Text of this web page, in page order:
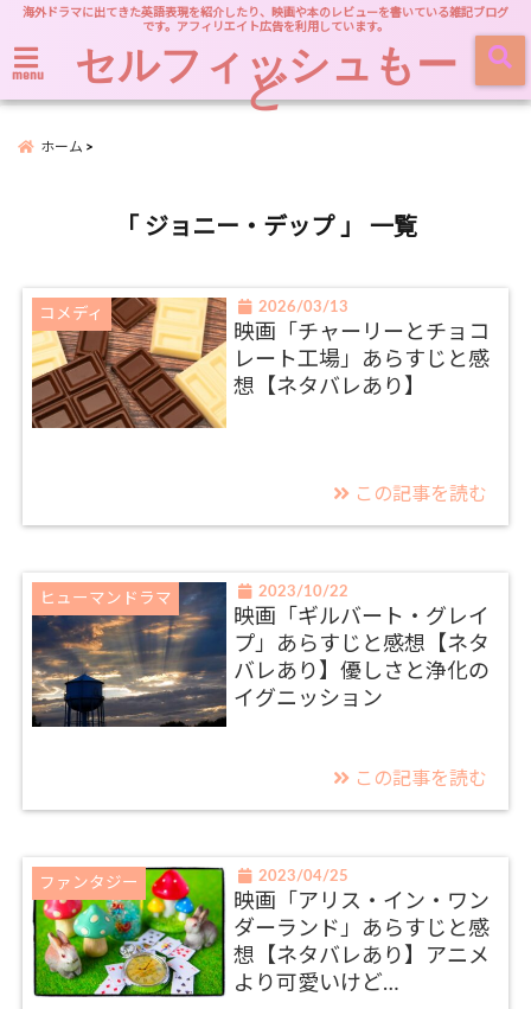
海外ドラマに出てきた英語表現を紹介したり、映画や本のレビューを書いている雑記ブログ
です。アフィリエイト広告を利用しています。
menu セルフィッシュもー
ど
ホーム
「 ジョニー・デップ 」 一覧
コメディ 2026/03/13
映画「チャーリーとチョコ
レート工場」あらすじと感
想【ネタバレあり】
この記事を読む
ヒューマンドラマ 2023/10/22
映画「ギルバート・グレイ
プ」あらすじと感想【ネタ
バレあり】優しさと浄化の
イグニッション
この記事を読む
ファンタジー 2023/04/25
映画「アリス・イン・ワン
ダーランド」あらすじと感
想【ネタバレあり】アニメ
より可愛いけど…